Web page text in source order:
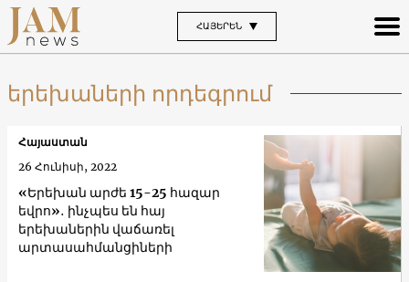
ՀԱՅԵՐԵՆ
երեխաների որդեգրում
«Երեխան արժե 15-25 հազար
եվրո»․ ինչպես են հայ
երեխաներին վաճառել
արտասահմանցիների
Հայաստան
26 Հունիսի, 2022